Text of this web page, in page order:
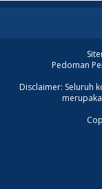
Pedoman
Disclaimer: Seluruh